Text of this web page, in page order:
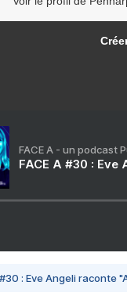
FACE A - un podcast
FACE A #30 :
#30 : Eve Angeli raconte